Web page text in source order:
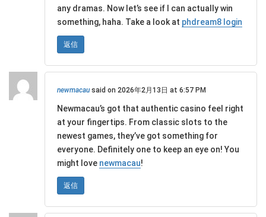
any dramas. Now let’s see if I can actually win
something, haha. Take a look at phdream8 login
返信
newmacausaid on 2026年2月13日 at 6:57 PM
Newmacau’s got that authentic casino feel right
at your fingertips. From classic slots to the
newest games, they’ve got something for
everyone. Definitely one to keep an eye on! You
might love newmacau!
返信